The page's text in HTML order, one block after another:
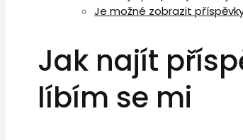
Je možné zobrazit
Jak najít
líbím se mi